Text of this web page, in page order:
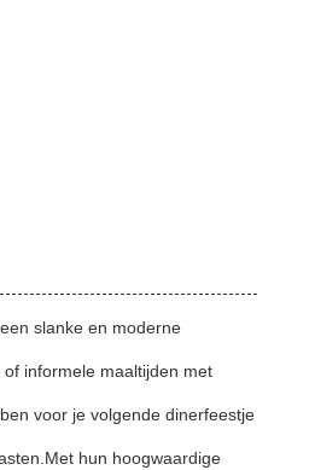
slanke en moderne
informele maaltijden met
voor je volgende dinerfeestje
hun hoogwaardige